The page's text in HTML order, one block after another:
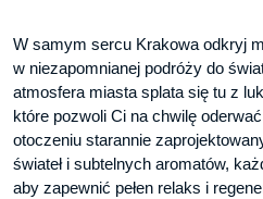
W samym sercu Krakowa odkryj
w niezapomnianej podróży do
atmosfera miasta splata się tu z
które pozwoli Ci na chwilę
otoczeniu starannie
świateł i subtelnych aromatów,
aby zapewnić pełen relaks i